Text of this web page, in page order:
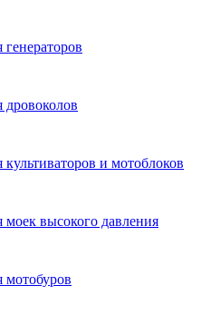
генераторов
дровоколов
культиваторов и мотоблоков
моек высокого давления
мотобуров